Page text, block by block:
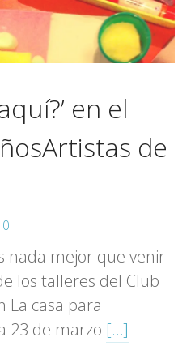
en el
de
0
nada mejor que venir
los talleres del Club
La casa para
23 de marzo […]